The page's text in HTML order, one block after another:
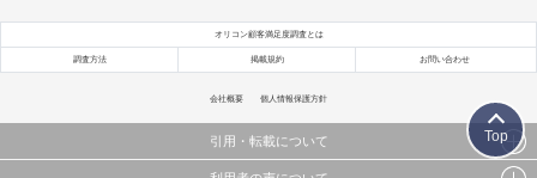
オリコン顧客満足度調査とは
調査方法 掲載規約 お問い合わせ
会社概要 個人情報保護方針
引用・転載について Top